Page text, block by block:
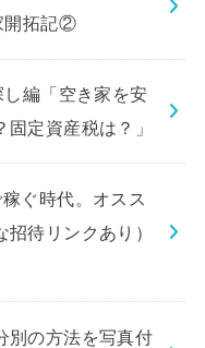
開拓記②
編「空き家を安
定資産税は？」
ぐ時代。オスス
待リンクあり）
別の方法を写真付